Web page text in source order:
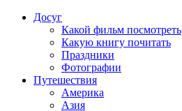
Досуг
Какой фильм посмотреть
Какую книгу почитать
Праздники
Фотографии
Путешествия
Америка
Азия